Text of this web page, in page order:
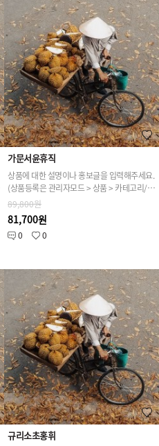
가문서윤휴직
상품에 대한 설명이나 홍보글을 입력해주세요.
(상품등록은 관리자모드 > 상품 > 카테고리/상품관리 > 상품등록 가능)
89,800원
81,700원
0 0
규리소초홍휘